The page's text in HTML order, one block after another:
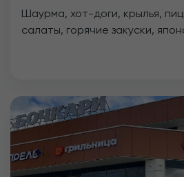
Шаурма, хот-доги, крылья,
салаты, горячие закуски,